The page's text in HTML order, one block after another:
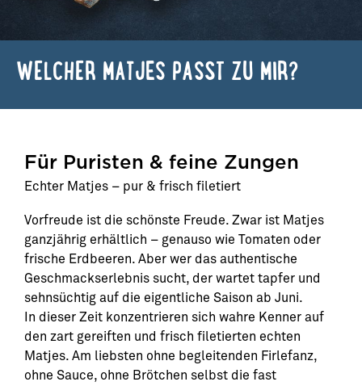
WELCHER MATJES PASST ZU MIR?
Für Puristen & feine Zungen
Echter Matjes – pur & frisch filetiert
Vorfreude ist die schönste Freude. Zwar ist Matjes
ganzjährig erhältlich – genauso wie Tomaten oder
frische Erdbeeren. Aber wer das authentische
Geschmackserlebnis sucht, der wartet tapfer und
sehnsüchtig auf die eigentliche Saison ab Juni.
In dieser Zeit konzentrieren sich wahre Kenner auf
den zart gereiften und frisch filetierten echten
Matjes. Am liebsten ohne begleitenden Firlefanz,
ohne Sauce, ohne Brötchen selbst die fast